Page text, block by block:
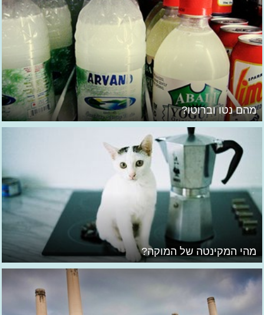
מהם נטו וברוטו?
מהי המקינטה של המוקה?